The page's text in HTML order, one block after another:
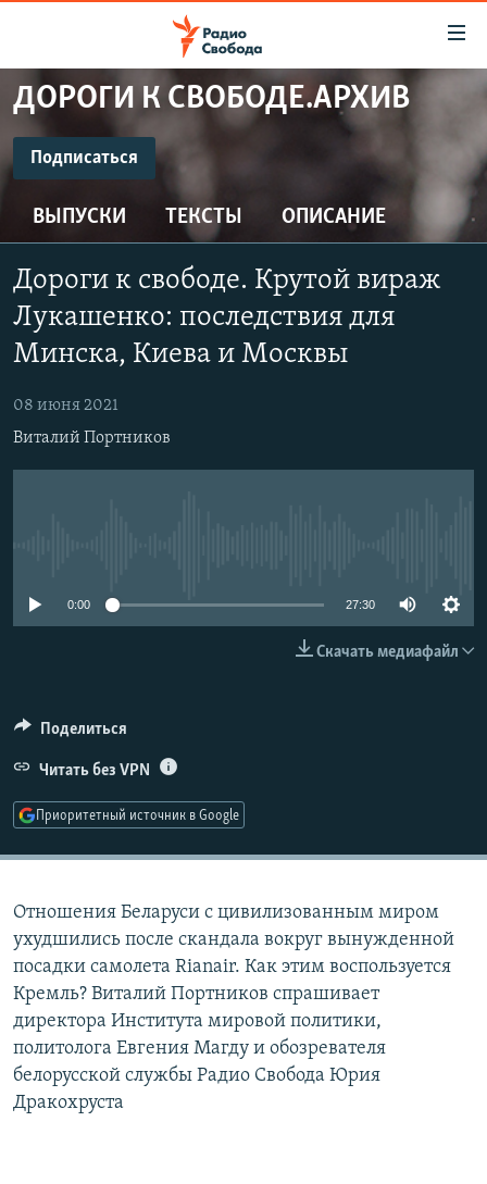
упрощенного
Вернуться
основному
содержанию
Вернутся
главной
навигации
поиску
ПРОГРАММЫ
ПОДКАСТЫ
АВТОРСКИЕ ПРОЕКТЫ
МНЕНИЯ
КУЛЬТУРА
IDEL.РЕАЛИИ
СЕВЕР.РЕАЛИИ
СИБИРЬ.РЕАЛИИ
СОЦИАЛЬНЫЕ СЕТИ
ДОРОГИ К СВОБОДЕ.АРХИВ
Подписаться
ПОДПИСАТЬСЯ
CastBox
Подписаться
ВЫПУСКИ ТЕКСТЫ ОПИСАНИЕ
Дороги к свободе. Крутой вираж
Лукашенко: последствия для
Минска, Киева и Москвы
08 июня 2021
Виталий Портников
0:00 27:30
Скачать медиафайл
Поделиться
Читать без VPN
Приоритетный источник в Google
Отношения Беларуси с цивилизованным миром
ухудшились после скандала вокруг вынужденной
посадки самолета Rianair. Как этим воспользуется
Кремль? Виталий Портников спрашивает
директора Института мировой политики,
политолога Евгения Магду и обозревателя
белорусской службы Радио Свобода Юрия
Дракохруста